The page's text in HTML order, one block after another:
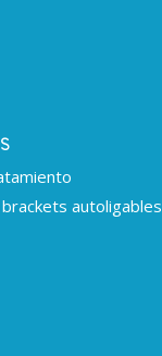
autoligables